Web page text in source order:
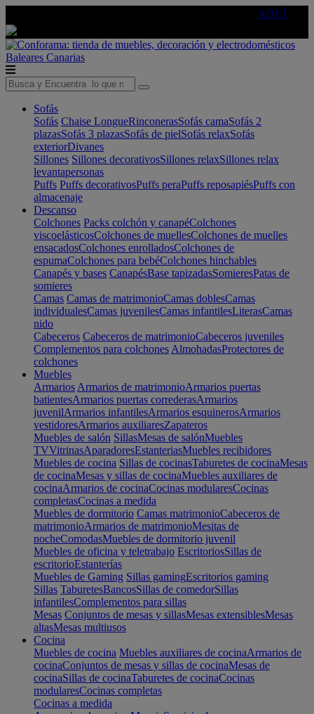
AQUÍ
Baleares Canarias
Sofás
Sofás Chaise LongueRinconerasSofás camaSofás 2
plazasSofás 3 plazasSofás de pielSofás relaxSofás
exteriorDivanes
Sillones Sillones decorativosSillones relaxSillones relax
levantapersonas
Puffs Puffs decorativosPuffs peraPuffs reposapiésPuffs con
almacenaje
Descanso
Colchones Packs colchón y canapéColchones
viscoelásticosColchones de muellesColchones de muelles
ensacadosColchones enrolladosColchones de
espumaColchones para bebéColchones hinchables
Canapés y bases CanapésBase tapizadasSomieresPatas de
somieres
Camas Camas de matrimonioCamas doblesCamas
individualesCamas juvenilesCamas infantilesLiterasCamas
nido
Cabeceros Cabeceros de matrimonioCabeceros juveniles
Complementos para colchones AlmohadasProtectores de
colchones
Muebles
Armarios Armarios de matrimonioArmarios puertas
batientesArmarios puertas correderasArmarios
juvenilArmarios infantilesArmarios esquinerosArmarios
vestidoresArmarios auxiliaresZapateros
Muebles de salón SillasMesas de salónMuebles
TVVitrinasAparadoresEstanteriasMuebles recibidores
Muebles de cocina Sillas de cocinasTaburetes de cocinaMesas
de cocinaMesas y sillas de cocinaMuebles auxiliares de
cocinaArmarios de cocinaCocinas modularesCocinas
completasCocinas a medida
Muebles de dormitorio Camas matrimonioCabeceros de
matrimonioArmarios de matrimonioMesitas de
nocheComodasMuebles de dormitorio juvenil
Muebles de oficina y teletrabajo EscritoriosSillas de
escritorioEstanterías
Muebles de Gaming Sillas gamingEscritorios gaming
Sillas TaburetesBancosSillas de comedorSillas
infantilesComplementos para sillas
Mesas Conjuntos de mesas y sillasMesas extensiblesMesas
altasMesas multiusos
Cocina
Muebles de cocina Muebles auxiliares de cocinaArmarios de
cocinaConjuntos de mesas y sillas de cocinaMesas de
cocinaSillas de cocinaTaburetes de cocinaCocinas
modularesCocinas completas
Cocinas a medida